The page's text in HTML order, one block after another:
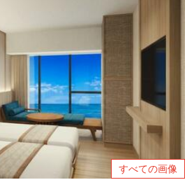
すべての画像